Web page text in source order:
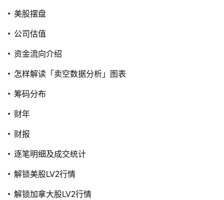
美股摆盘
公司估值
资金流向介绍
怎样解读「卖空数据分析」图表
筹码分布
财年
财报
逐笔明细及成交统计
解锁美股LV2行情
解锁加拿大股LV2行情